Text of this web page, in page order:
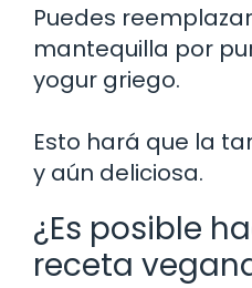
Puedes
mantequilla por
yogur griego.
Esto hará que la
y aún deliciosa.
¿Es posible
receta